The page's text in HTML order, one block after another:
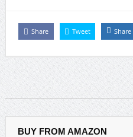
Share Tweet Share
BUY FROM AMAZON